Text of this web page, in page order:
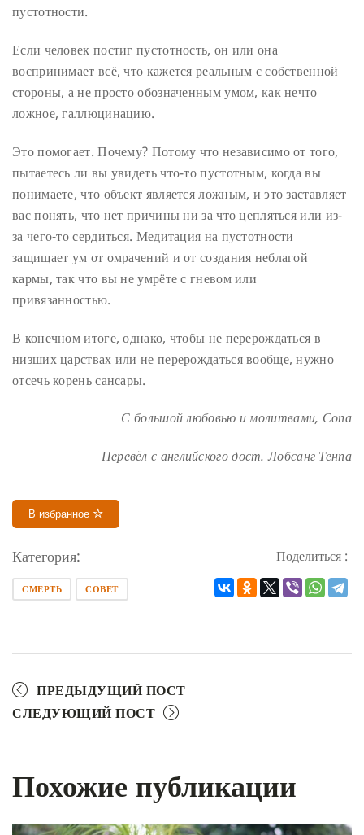
пустотности.
Если человек постиг пустотность, он или она
воспринимает всё, что кажется реальным с собственной
стороны, а не просто обозначенным умом, как нечто
ложное, галлюцинацию.
Это помогает. Почему? Потому что независимо от того,
пытаетесь ли вы увидеть что-то пустотным, когда вы
понимаете, что объект является ложным, и это заставляет
вас понять, что нет причины ни за что цепляться или из-
за чего-то сердиться. Медитация на пустотности
защищает ум от омрачений и от создания неблагой
кармы, так что вы не умрёте с гневом или
привязанностью.
В конечном итоге, однако, чтобы не перерождаться в
низших царствах или не перерождаться вообще, нужно
отсечь корень сансары.
С большой любовью и молитвами, Сопа
Перевёл с английского дост. Лобсанг Тенпа
В избранное
Категория:
СМЕРТЬ СОВЕТ
Поделиться :
ПРЕДЫДУЩИЙ ПОСТ
СЛЕДУЮЩИЙ ПОСТ
Похожие публикации